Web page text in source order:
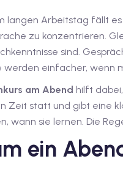
langen Arbeitstag fällt
zu konzentrieren.
sind.
einfacher, wenn
am Abend hilft
Zeit statt und gibt eine
wann sie lernen. Die
ein